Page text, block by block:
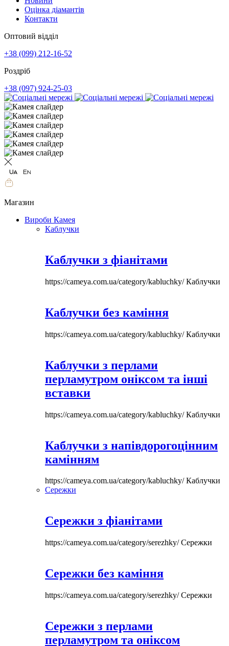
Оцінка діамантів
Контакти
Оптовий відділ
+38 (099) 212-16-52
Роздріб
+38 (097) 924-25-03
Магазин
Вироби Камея
Каблучки
Каблучки з фіанітами
https://cameya.com.ua/category/kabluchky/Каблучки
Каблучки без каміння
https://cameya.com.ua/category/kabluchky/Каблучки
Каблучки з перлами
перламутром оніксом та інші
вставки
https://cameya.com.ua/category/kabluchky/Каблучки
Каблучки з напівдорогоцінним
камінням
https://cameya.com.ua/category/kabluchky/Каблучки
Сережки
Сережки з фіанітами
https://cameya.com.ua/category/serezhky/Сережки
Сережки без каміння
https://cameya.com.ua/category/serezhky/Сережки
Сережки з перлами
перламутром та оніксом